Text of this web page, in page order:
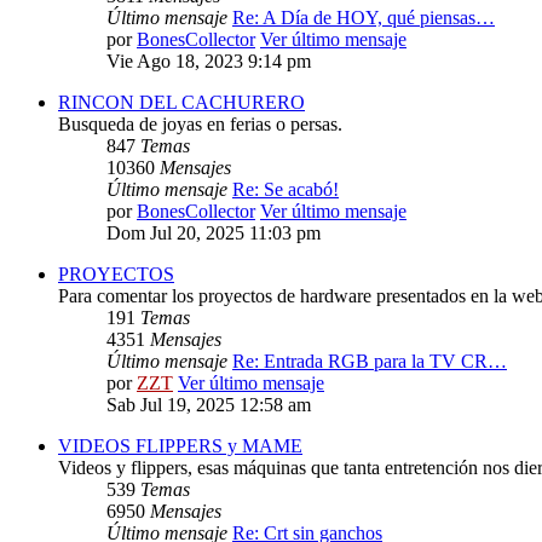
Último mensaje Re: A Día de HOY, qué piensas…
porBonesCollector Ver último mensaje
Vie Ago 18, 2023 9:14 pm
RINCON DEL CACHURERO
Busqueda de joyas en ferias o persas.
847 Temas
10360 Mensajes
Último mensaje Re: Se acabó!
porBonesCollector Ver último mensaje
Dom Jul 20, 2025 11:03 pm
PROYECTOS
Para comentar los proyectos de hardware presentados en la
191 Temas
4351 Mensajes
Último mensaje Re: Entrada RGB para la TV CR…
porZZT Ver último mensaje
Sab Jul 19, 2025 12:58 am
VIDEOS FLIPPERS y MAME
Videos y flippers, esas máquinas que tanta entretención nos
539 Temas
6950 Mensajes
Último mensaje Re: Crt sin ganchos